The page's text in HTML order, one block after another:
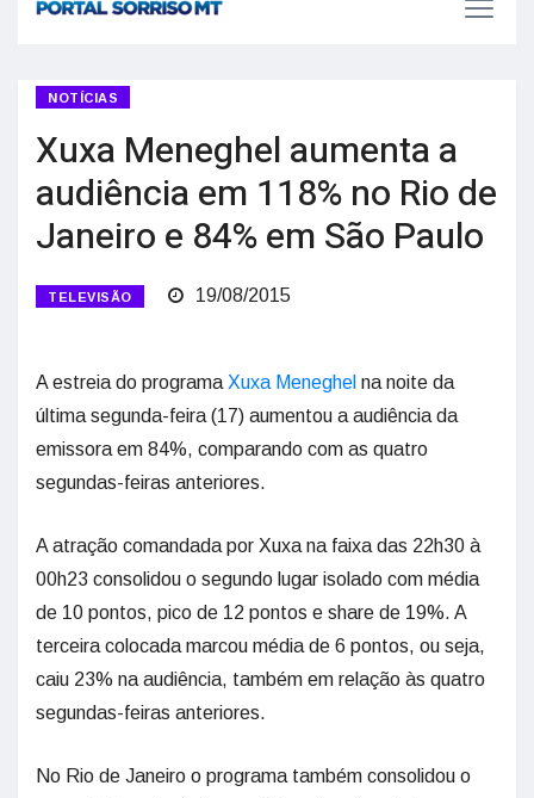
NOTÍCIAS
Xuxa Meneghel aumenta a
audiência em 118% no Rio de
Janeiro e 84% em São Paulo
TELEVISÃO 19/08/2015
A estreia do programa Xuxa Meneghel na noite da
última segunda-feira (17) aumentou a audiência da
emissora em 84%, comparando com as quatro
segundas-feiras anteriores.
A atração comandada por Xuxa na faixa das 22h30 à
00h23 consolidou o segundo lugar isolado com média
de 10 pontos, pico de 12 pontos e share de 19%. A
terceira colocada marcou média de 6 pontos, ou seja,
caiu 23% na audiência, também em relação às quatro
segundas-feiras anteriores.
No Rio de Janeiro o programa também consolidou o